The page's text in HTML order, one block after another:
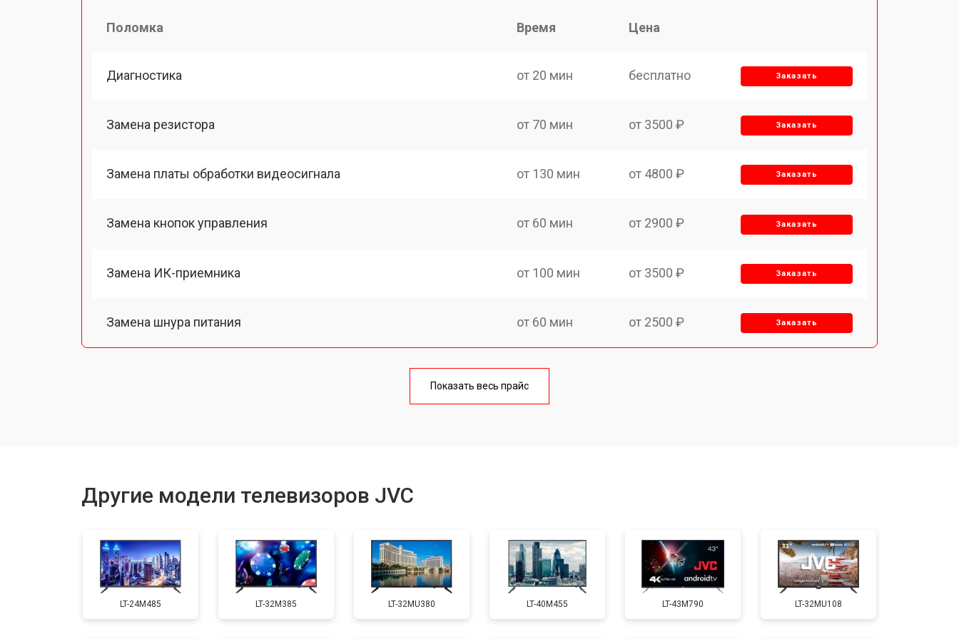
Поломка Время Цена
Диагностика от 20 мин бесплатно Заказать
Замена резистора от 70 мин от 3500 ₽ Заказать
Замена платы обработки видеосигнала от 130 мин от 4800 ₽ Заказать
Замена кнопок управления от 60 мин от 2900 ₽ Заказать
Замена ИК-приемника от 100 мин от 3500 ₽ Заказать
Замена шнура питания от 60 мин от 2500 ₽ Заказать
от 90 мин
Замена HDMI порта от 80 мин от 2600 ₽ Заказать
Замена модуля Wi-Fi от 70 мин от 3500 ₽ Заказать
Показать весь прайс
Другие модели телевизоров JVC
LT-24M485 LT-32M385 LT-32MU380 LT-40M455 LT-43M790 LT-32MU108